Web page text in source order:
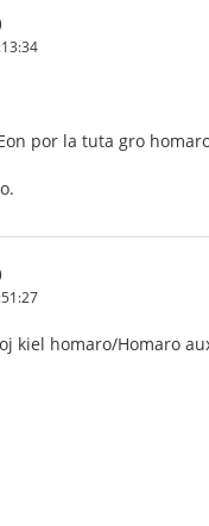
por la tuta gro
kiel homaro/Homaro